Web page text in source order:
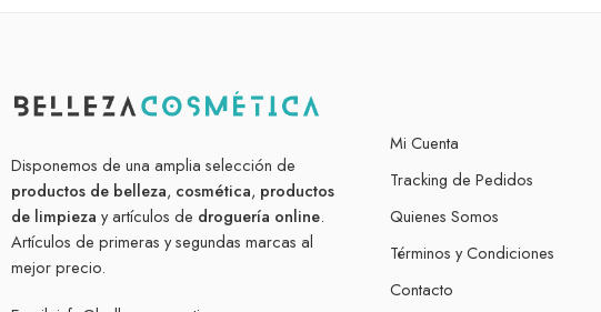
Disponemos de una amplia selección de
productos de belleza, cosmética, productos
de limpieza y artículos de droguería online.
Artículos de primeras y segundas marcas al
mejor precio.
Mi Cuenta
Tracking de Pedidos
Quienes Somos
Términos y Condiciones
Contacto